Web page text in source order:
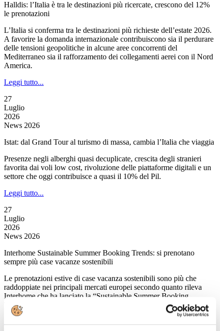
Halldis: l’Italia è tra le destinazioni più ricercate, crescono del 12%
le prenotazioni
L’Italia si conferma tra le destinazioni più richieste dell’estate 2026.
A favorire la domanda internazionale contribuiscono sia il perdurare
delle tensioni geopolitiche in alcune aree concorrenti del
Mediterraneo sia il rafforzamento dei collegamenti aerei con il Nord
America.
Leggi tutto...
27
Luglio
2026
News 2026
Istat: dal Grand Tour al turismo di massa, cambia l’Italia che viaggia
Presenze negli alberghi quasi decuplicate, crescita degli stranieri
favorita dai voli low cost, rivoluzione delle piattaforme digitali e un
settore che oggi contribuisce a quasi il 10% del Pil.
Leggi tutto...
27
Luglio
2026
News 2026
Interhome Sustainable Summer Booking Trends: si prenotano
sempre più case vacanze sostenibili
Le prenotazioni estive di case vacanza sostenibili sono più che
raddoppiate nei principali mercati europei secondo quanto rileva
Interhome che ha lanciato la “Sustainable Summer Booking
Trends”.